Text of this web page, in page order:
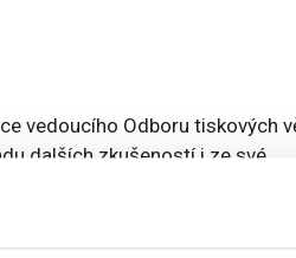
vedoucího Odboru tiskových
dalších zkušeností i ze své
tak s reklamními
obzoru Svazu vinařů ČR